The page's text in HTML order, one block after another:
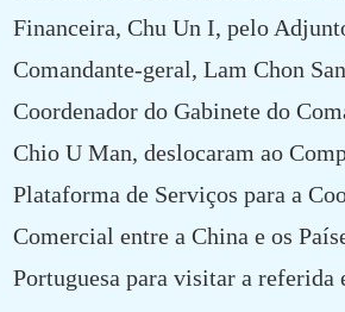
Financeira, Chu Un I, pelo
Comandante-geral, Lam Chon
Coordenador do Gabinete do
Chio U Man, deslocaram ao
Plataforma de Serviços para a
Comercial entre a China e os
Portuguesa para visitar a referida